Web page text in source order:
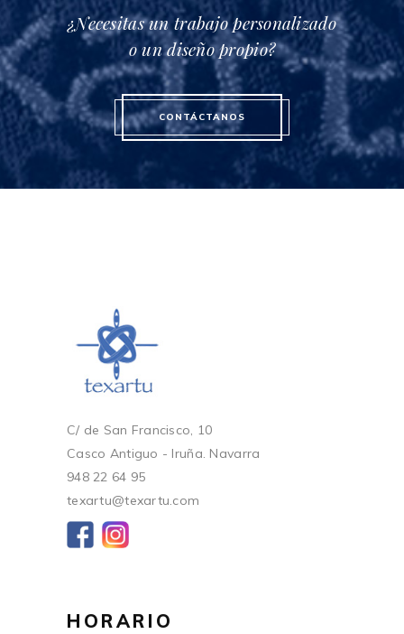
¿Necesitas un trabajo personalizado
o un diseño propio?
CONTÁCTANOS
C/ de San Francisco, 10
Casco Antiguo - Iruña. Navarra
948 22 64 95
texartu@texartu.com
HORARIO